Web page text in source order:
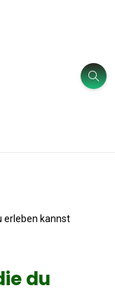
erleben kannst
du